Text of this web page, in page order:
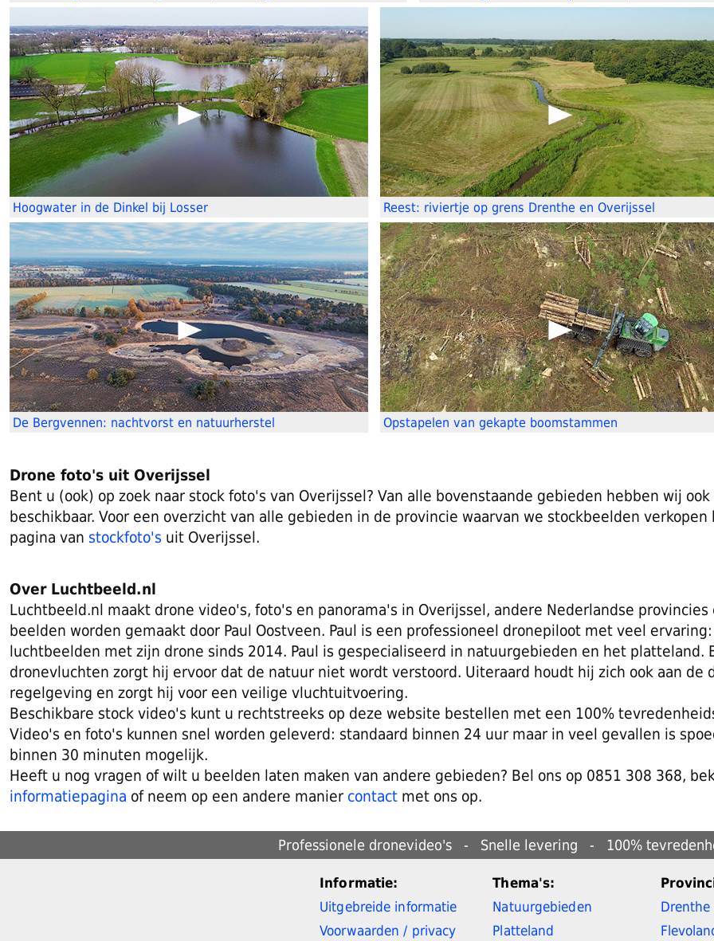
Hoogwater in de Dinkel bij Losser Reest: riviertje op grens Drenthe en Overijssel
De Bergvennen: nachtvorst en natuurherstel Opstapelen van gekapte boomstammen
Drone foto's uit Overijssel
Bent u (ook) op zoek naar stock foto's van Overijssel? Van alle bovenstaande gebieden hebben wij
beschikbaar. Voor een overzicht van alle gebieden in de provincie waarvan we stockbeelden
pagina van stockfoto's uit Overijssel.
Over Luchtbeeld.nl
Luchtbeeld.nl maakt drone video's, foto's en panorama's in Overijssel, andere Nederlandse provincies
beelden worden gemaakt door Paul Oostveen. Paul is een professioneel dronepiloot met veel
luchtbeelden met zijn drone sinds 2014. Paul is gespecialiseerd in natuurgebieden en het platteland.
dronevluchten zorgt hij ervoor dat de natuur niet wordt verstoord. Uiteraard houdt hij zich ook aan de
regelgeving en zorgt hij voor een veilige vluchtuitvoering.
Beschikbare stock video's kunt u rechtstreeks op deze website bestellen met een 100%
Video's en foto's kunnen snel worden geleverd: standaard binnen 24 uur maar in veel gevallen is
binnen 30 minuten mogelijk.
Heeft u nog vragen of wilt u beelden laten maken van andere gebieden? Bel ons op 0851 308 368,
informatiepagina of neem op een andere manier contact met ons op.
Professionele dronevideo's - Snelle levering - 100%
Informatie:
Uitgebreide informatie
Voorwaarden / privacy
Thema's:
Natuurgebieden
Platteland
Drenthe